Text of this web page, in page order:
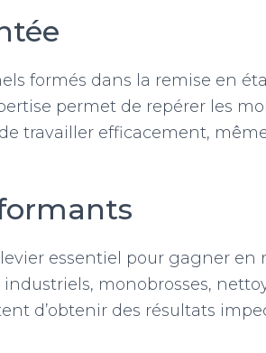
formés dans la remise en
permet de repérer les
travailler efficacement,
essentiel pour gagner en
monobrosses,
d’obtenir des résultats